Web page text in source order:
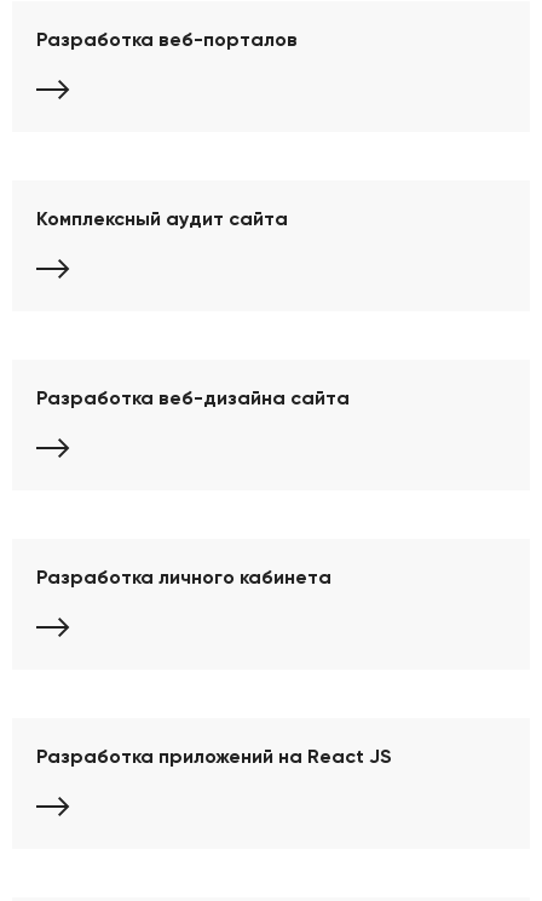
Разработка веб-порталов
Комплексный аудит сайта
Разработка веб-дизайна сайта
Разработка личного кабинета
Разработка приложений на React JS